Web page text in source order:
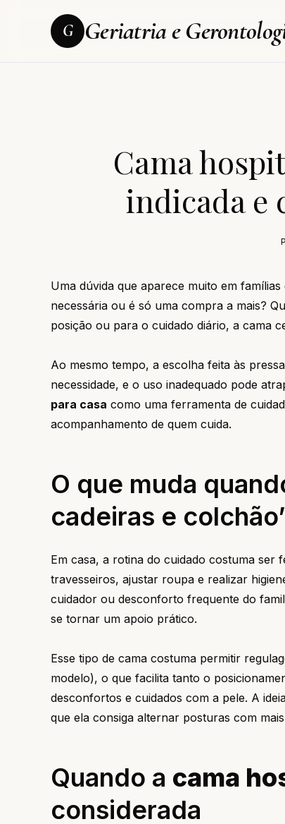
G Geriatria e
Cama
indicada e
Uma dúvida que aparece muito em
necessária ou é só uma compra a mais?
posição ou para o cuidado diário, a cama
Ao mesmo tempo, a escolha feita às
necessidade, e o uso inadequado pode
para casa como uma ferramenta de
acompanhamento de quem cuida.
O que muda
cadeiras e
Em casa, a rotina do cuidado costuma ser
travesseiros, ajustar roupa e realizar
cuidador ou desconforto frequente do
se tornar um apoio prático.
Esse tipo de cama costuma permitir
modelo), o que facilita tanto o
desconfortos e cuidados com a pele. A
que ela consiga alternar posturas com
Quando a cama
considerada